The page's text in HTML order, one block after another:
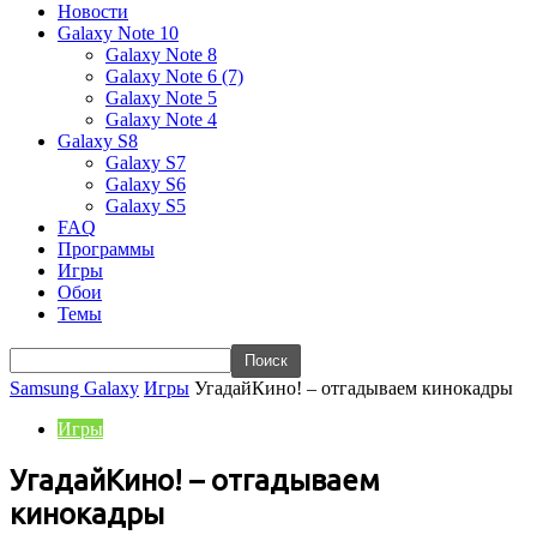
Новости
Galaxy Note 10
Galaxy Note 8
Galaxy Note 6 (7)
Galaxy Note 5
Galaxy Note 4
Galaxy S8
Galaxy S7
Galaxy S6
Galaxy S5
FAQ
Программы
Игры
Обои
Темы
Samsung Galaxy Игры УгадайКино! – отгадываем кинокадры
Игры
УгадайКино! – отгадываем
кинокадры